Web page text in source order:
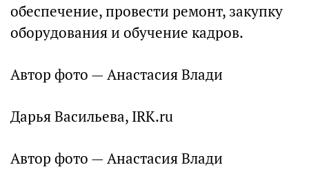
обеспечение, провести ремонт, закупку
оборудования и обучение кадров.
Автор фото — Анастасия Влади
Дарья Васильева, IRK.ru
Автор фото — Анастасия Влади